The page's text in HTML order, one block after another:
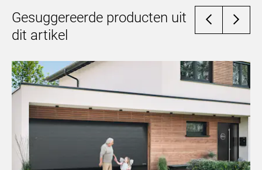
efficiënt werkt. Een slecht geïnstalleerde deur kan
problemen veroorzaken met het
openingsmechanisme, leiden tot energieverlies of
zelfs een veiligheidsrisico vormen. Een erkende
professional zorgt ervoor dat de deur correct is
gemonteerd en goed functioneert.
Gesuggereerde producten uit
dit artikel